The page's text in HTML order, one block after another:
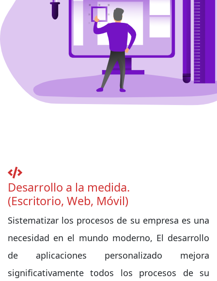
Desarrollo a la medida.
(Escritorio, Web, Móvil)
Sistematizar los procesos de su empresa es una
necesidad en el mundo moderno, El desarrollo
de aplicaciones personalizado mejora
significativamente todos los procesos de su